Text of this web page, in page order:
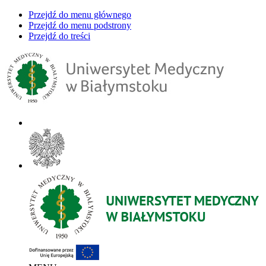
Przejdź do menu głównego
Przejdź do menu podstrony
Przejdź do treści